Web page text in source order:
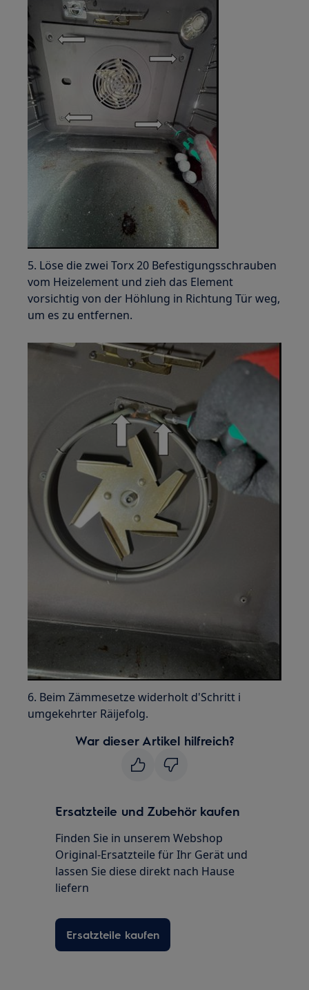
5. Löse die zwei Torx 20 Befestigungsschrauben
vom Heizelement und zieh das Element
vorsichtig von der Höhlung in Richtung Tür weg,
um es zu entfernen.
6. Beim Zämmesetze widerholt d'Schritt i
umgekehrter Räijefolg.
War dieser Artikel hilfreich?
Ersatzteile und Zubehör kaufen
Finden Sie in unserem Webshop
Original-Ersatzteile für Ihr Gerät und
lassen Sie diese direkt nach Hause
liefern
Ersatzteile kaufen